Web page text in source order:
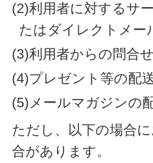
(2)利用者に対するサ
たはダイレクトメー
(3)利用者からの問合
(4)プレゼント等の配
(5)メールマガジンの
ただし、以下の場合
合があります。